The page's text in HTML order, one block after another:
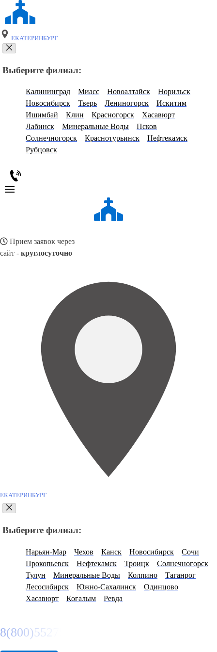
ЕКАТЕРИНБУРГ
Выберите филиал:
Калининград Миасс Новоалтайск
Норильск
Новосибирск
Тверь Лениногорск
Искитим
Ишимбай
Клин Красногорск
Хасавюрт
Лабинск
Минеральные Воды
Псков
Солнечногорск
Краснотурьинск
Нефтекамск
Рубцовск
Прием заявок через
сайт - круглосуточно
ЕКАТЕРИНБУРГ
Выберите филиал:
Нарьян-Мар Чехов Канск Новосибирск
Сочи
Прокопьевск
Нефтекамск Троицк
Солнечногорск
Тулун
Минеральные Воды Колпино
Таганрог
Лесосибирск
Южно-Сахалинск
Одинцово
Хасавюрт
Когалым Ревда
8(800)5527584